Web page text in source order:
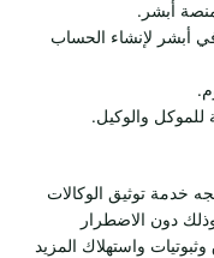
أبشر.
أبشر لإنشاء الحساب
للموكل والوكيل.
خدمة توثيق الوكالات
دون الاضطرار
واستهلاك المزيد